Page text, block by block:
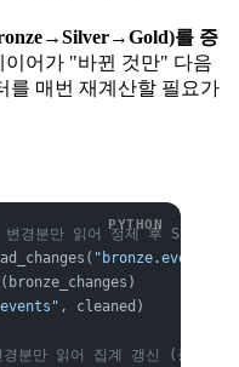
를 증
이어가 "바뀐 것만" 다음
를 매번 재계산할 필요가
경분만 읽어 정제 후 Silver
"bronze.events"
, cleaned)
만 읽어 집계 갱신 (증분 집